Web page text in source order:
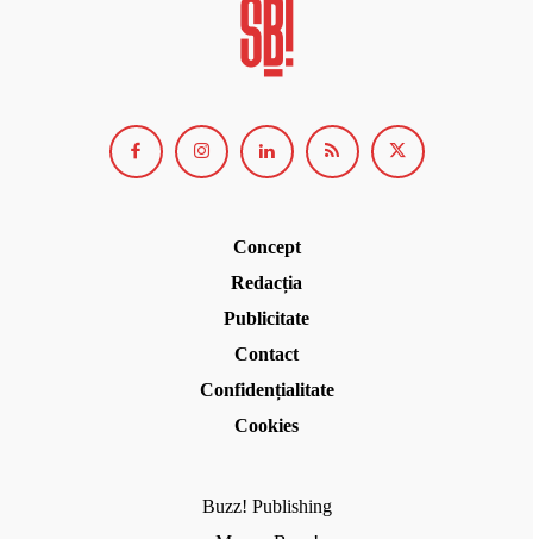
Concept
Redacția
Publicitate
Contact
Confidențialitate
Cookies
Buzz! Publishing